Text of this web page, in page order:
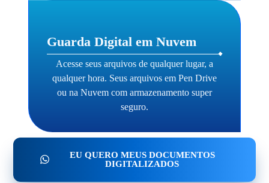
Guarda Digital em Nuvem
Acesse seus arquivos de qualquer lugar, a
qualquer hora. Seus arquivos em Pen Drive
ou na Nuvem com armazenamento super
seguro.
EU QUERO MEUS DOCUMENTOS
DIGITALIZADOS